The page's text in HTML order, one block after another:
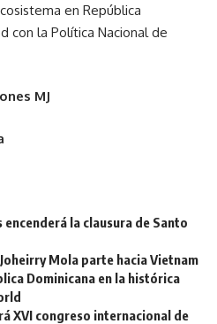
en República
con la Política Nacional de
MJ
la clausura de Santo
Mola parte hacia Vietnam
Dominicana en la histórica
XVI congreso internacional de